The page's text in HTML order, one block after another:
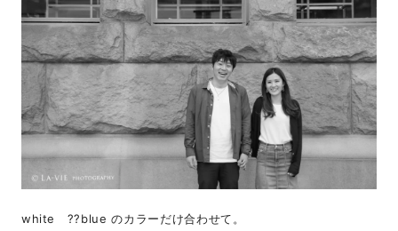
white ??blue のカラーだけ合わせて。